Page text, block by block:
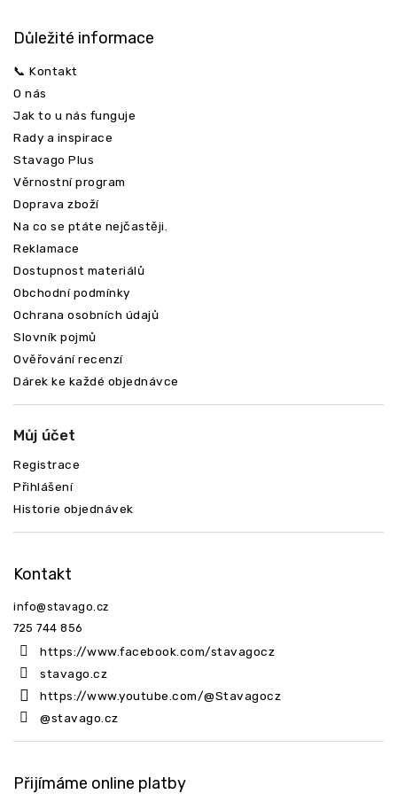
Důležité informace
📞 Kontakt
O nás
Jak to u nás funguje
Rady a inspirace
Stavago Plus
Věrnostní program
Doprava zboží
Na co se ptáte nejčastěji.
Reklamace
Dostupnost materiálů
Obchodní podmínky
Ochrana osobních údajů
Slovník pojmů
Ověřování recenzí
Dárek ke každé objednávce
Můj účet
Registrace
Přihlášení
Historie objednávek
Kontakt
info@stavago.cz
725 744 856
https://www.facebook.com/stavagocz
stavago.cz
https://www.youtube.com/@Stavagocz
@stavago.cz
Přijímáme online platby